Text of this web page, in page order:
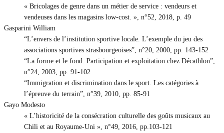
« Bricolages de genre dans un métier de service : vendeurs et
vendeuses dans les magasins low-cost. », n°52, 2018, p. 49
Gasparini William
“L’envers de l’institution sportive locale. L’exemple du jeu des
associations sportives strasbourgeoises”, n°20, 2000, pp. 143-152
“La forme et le fond. Participation et exploitation chez Décathlon”,
n°24, 2003, pp. 91-102
“Immigration et discrimination dans le sport. Les catégories à
l’épreuve du terrain”, n°39, 2010, pp. 85-91
Gayo Modesto
« L’historicité de la consécration culturelle des goûts musicaux au
Chili et au Royaume-Uni », n°49, 2016, pp.103-121